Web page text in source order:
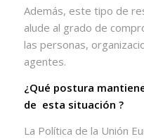
Además, este tipo de
alude al grado de
las personas,
agentes.
¿Qué postura
de esta situación ?
La Política de la Unión